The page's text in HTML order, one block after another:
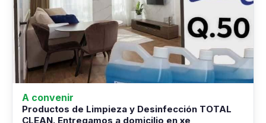
A convenir
Productos de Limpieza y Desinfección TOTAL
CLEAN. Entregamos a domicilio en xe